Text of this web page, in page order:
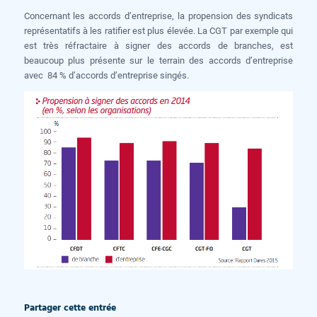
Concernant les accords d’entreprise, la propension des syndicats
représentatifs à les ratifier est plus élevée. La CGT par exemple qui
est très réfractaire à signer des accords de branches, est
beaucoup plus présente sur le terrain des accords d’entreprise
avec 84 % d’accords d’entreprise singés.
Partager cette entrée